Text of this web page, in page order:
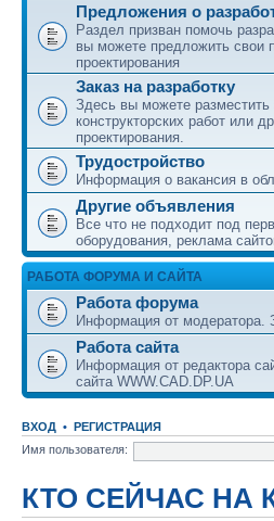
Предложения о
Раздел призван помочь
вы можете предложить свои
проектирования
Заказ на разработку
Здесь вы можете разместить
конструкторских работ или
проектирования.
Трудостройство
Информация о вакансия в
Другие объявления
Все что не подходит под
оборудования, реклама
РАБОТА ФОРУМА И САЙТА
Работа форума
Информация от модератора.
Работа сайта
Информация от редактора
сайта WWW.CAD.DP.UA
ВХОД • РЕГИСТРАЦИЯ
Имя пользователя:
КТО СЕЙЧАС НА